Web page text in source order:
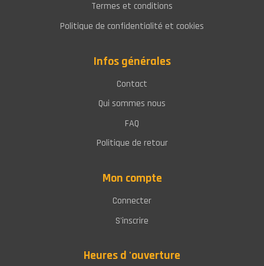
Termes et conditions
Politique de confidentialité et cookies
Infos générales
Contact
Qui sommes nous
FAQ
Politique de retour
Mon compte
Connecter
S'inscrire
Heures d 'ouverture